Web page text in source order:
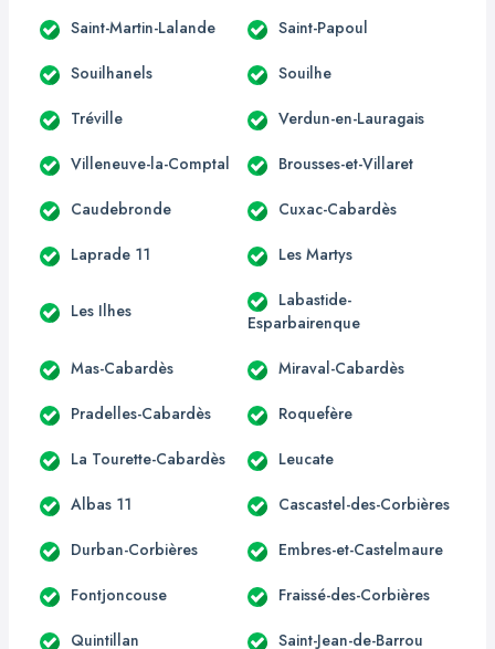
Saint-Martin-Lalande Saint-Papoul
Souilhanels Souilhe
Tréville Verdun-en-Lauragais
Villeneuve-la-Comptal Brousses-et-Villaret
Caudebronde Cuxac-Cabardès
Laprade 11 Les Martys
Les Ilhes
Labastide-
Esparbairenque
Mas-Cabardès Miraval-Cabardès
Pradelles-Cabardès Roquefère
La Tourette-Cabardès Leucate
Albas 11 Cascastel-des-Corbières
Durban-Corbières Embres-et-Castelmaure
Fontjoncouse Fraissé-des-Corbières
Quintillan Saint-Jean-de-Barrou